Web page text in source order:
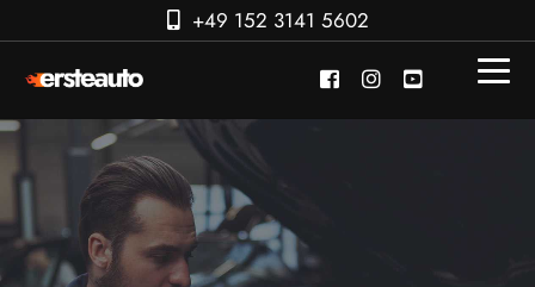
+49 152 3141 5602